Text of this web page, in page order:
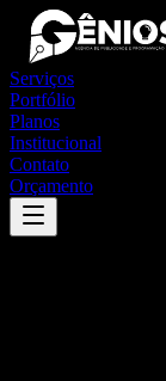
Serviços
Portfólio
Planos
Institucional
Contato
Orçamento